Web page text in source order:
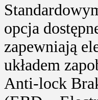
opcja
zapewniają
układem
Anti-lock